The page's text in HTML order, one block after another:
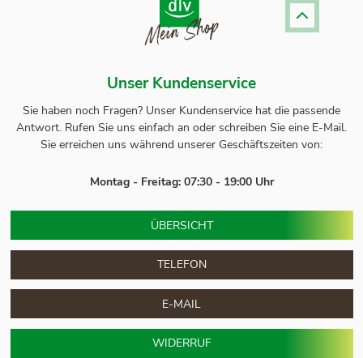
Unser Kundenservice
Sie haben noch Fragen? Unser Kundenservice hat die passende
Antwort. Rufen Sie uns einfach an oder schreiben Sie eine E-Mail.
Sie erreichen uns während unserer Geschäftszeiten von:
Montag - Freitag: 07:30 - 19:00 Uhr
ÜBERSICHT
TELEFON
E-MAIL
WIDERRUF